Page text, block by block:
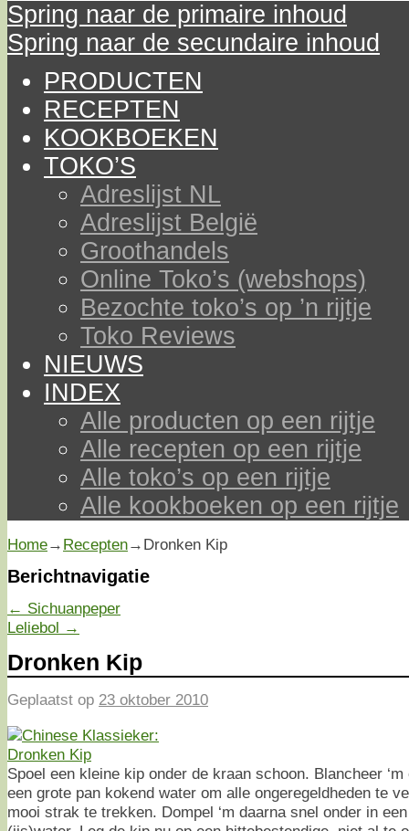
Spring naar de primaire inhoud
Spring naar de secundaire inhoud
PRODUCTEN
RECEPTEN
KOOKBOEKEN
TOKO’S
Adreslijst NL
Adreslijst België
Groothandels
Online Toko’s (webshops)
Bezochte toko’s op ’n rijtje
Toko Reviews
NIEUWS
INDEX
Alle producten op een rijtje
Alle recepten op een rijtje
Alle toko’s op een rijtje
Alle kookboeken op een rijtje
Home→ Recepten→ Dronken Kip
Berichtnavigatie
← Sichuanpeper
Leliebol →
Dronken Kip
Geplaatst op 23 oktober 2010
Spoel een kleine kip onder de kraan schoon. Blancheer
een grote pan kokend water om alle ongeregeldheden te
mooi strak te trekken. Dompel ‘m daarna snel onder in